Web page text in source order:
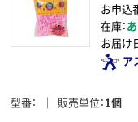
お申込
在庫：
お届け
ア
型番 販売単位 1個